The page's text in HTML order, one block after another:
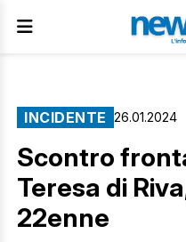
INCIDENTE 26.01.2024
Scontro
Teresa di
22enne